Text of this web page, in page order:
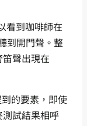
看到咖啡師在
到開門聲。整
聲出現在
的要素，即使
試結果相呼